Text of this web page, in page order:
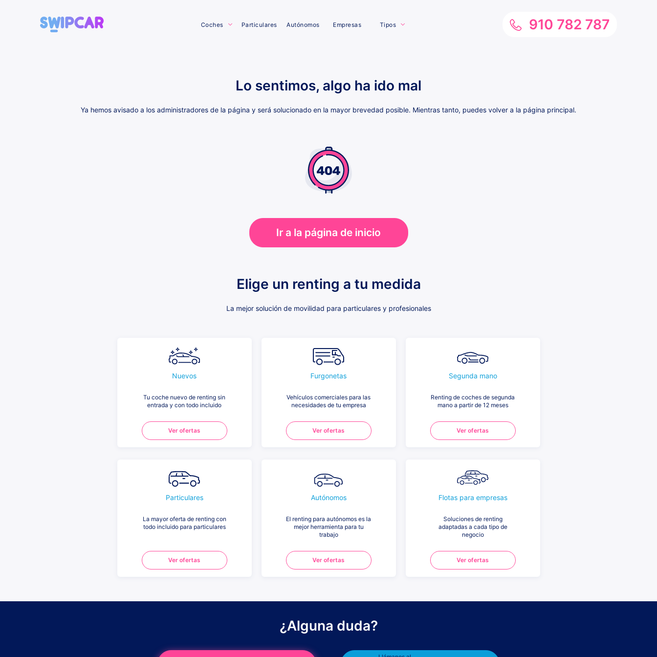
Coches Particulares Autónomos Empresas Tipos 910 782 787
Lo sentimos, algo ha ido mal
Ya hemos avisado a los administradores de la página y será solucionado en la mayor brevedad posible. Mientras tanto, puedes volver a la página principal.
Ir a la página de inicio
Elige un renting a tu medida
La mejor solución de movilidad para particulares y profesionales
Nuevos
Tu coche nuevo de renting sin
entrada y con todo incluido
Ver ofertas
Furgonetas
Vehículos comerciales para las
necesidades de tu empresa
Ver ofertas
Segunda mano
Renting de coches de segunda
mano a partir de 12 meses
Ver ofertas
Particulares
La mayor oferta de renting con
todo incluido para particulares
Ver ofertas
Autónomos
El renting para autónomos es la
mejor herramienta para tu
trabajo
Ver ofertas
Flotas para empresas
Soluciones de renting
adaptadas a cada tipo de
negocio
Ver ofertas
¿Alguna duda?